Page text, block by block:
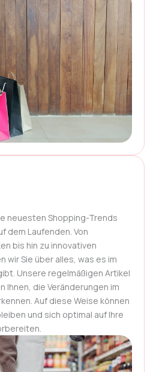
neuesten Shopping-Trends
dem Laufenden. Von
bis hin zu innovativen
wir Sie über alles, was es im
Unsere regelmäßigen Artikel
Ihnen, die Veränderungen im
Auf diese Weise können
und sich optimal auf Ihre